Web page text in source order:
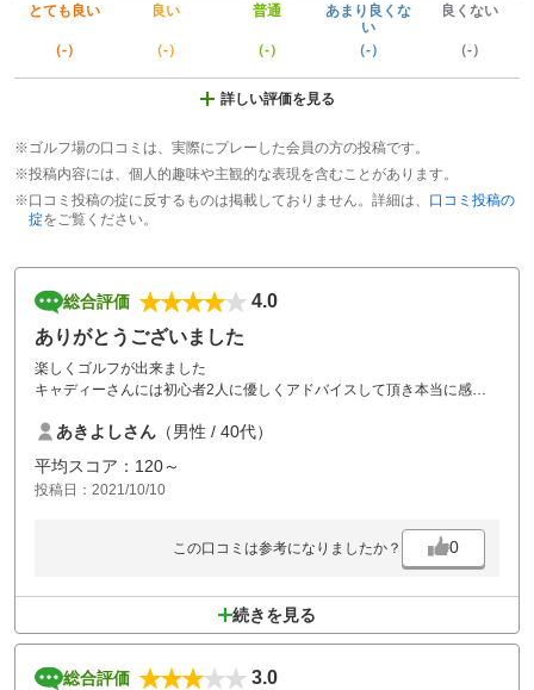
とても良い 良い 普通
あまり良くな
い
良くない
（-） （-） （-） （-） （-）
詳しい評価を見る
※ゴルフ場の口コミは、実際にプレーした会員の方の投稿です。
※投稿内容には、個人的趣味や主観的な表現を含むことがあります。
※口コミ投稿の掟に反するものは掲載しておりません。詳細は、 口コミ投稿の
掟をご覧ください。
総合評価
4.0
ありがとうございました
楽しくゴルフが出来ました
キャディーさんには初心者2人に優しくアドバイスして頂き本当に感謝
また行かせてもらいます。
あきよしさん （男性 / 40代）
平均スコア：120～
投稿日：2021/10/10
この口コミは参考になりましたか？ 0
続きを見る
総合評価
3.0